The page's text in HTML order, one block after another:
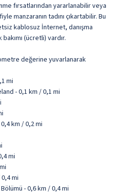
fırsatlarından yararlanabilir veya
manzaranın tadını çıkartabilir. Bu
kablosuz İnternet, danışma
(ücretli) vardır.
değerine yuvarlanarak
mi
- 0,1 km / 0,1 mi
km / 0,2 mi
mi
mi
- 0,6 km / 0,4 mi